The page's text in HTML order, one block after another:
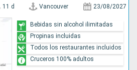
11 d Vancouver 23/08/2027
Bebidas sin alcohol ilimitadas
Propinas incluidas
Todos los restaurantes incluidos
Cruceros 100% adultos